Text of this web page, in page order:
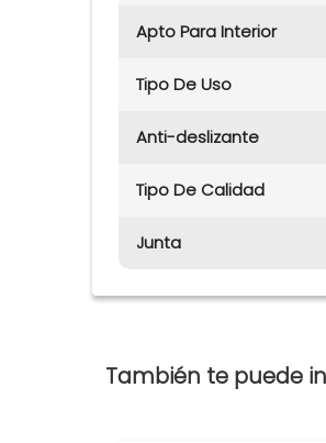
Apto Para Interior
Tipo De Uso
Anti-deslizante
Tipo De Calidad
Junta
También te puede